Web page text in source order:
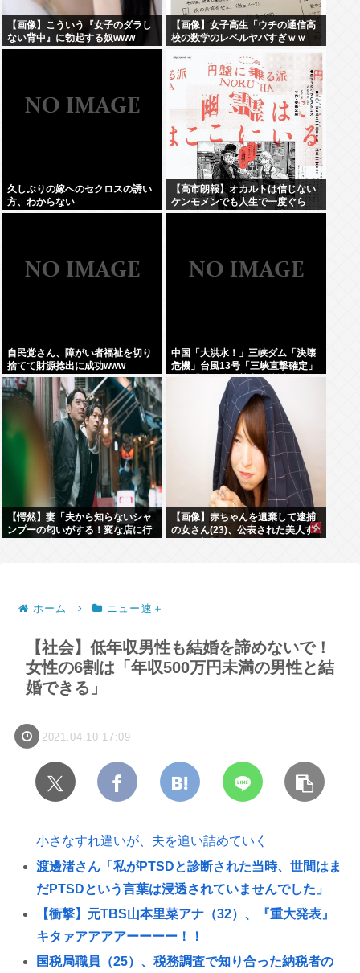
【画像】こういう『女子のダラし
ない背中』に勃起する奴www
【画像】女子高生「ウチの通信高
校の数学のレベルヤバすぎｗｗ
久しぶりの嫁へのセクロスの誘い
方、わからない
【高市朗報】オカルトは信じない
ケンモメンでも人生で一度ぐら
い"超自然的な体験"した事あるん
自民党さん、障がい者福祉を切り
捨てて財源捻出に成功www
中国「大洪水！」三峡ダム「決壊
危機」台風13号「三峡直撃確定」
日本「最も強い勢力で接近！（伊
勢湾台風級」台風13号と15号「中
国本土でぶつかり合う（前代未
【愕然】妻「夫から知らないシャ
ンプーの匂いがする！変な店に行
【画像】赤ちゃんを遺棄して逮捕
の女さん(23)、公表された美人す
ホーム ニュー速＋
【社会】低年収男性も結婚を諦めないで！
女性の6割は「年収500万円未満の男性と結
婚できる」
2021.04.10 17:09
小さなすれ違いが、夫を追い詰めていく
渡邊渚さん「私がPTSDと診断された当時、世間はま
だPTSDという言葉は浸透されていませんでした」
【衝撃】元TBS山本里菜アナ（32）、『重大発表』
キタァアアアアーーーー！！
国税局職員（25）、税務調査で知り合った納税者の